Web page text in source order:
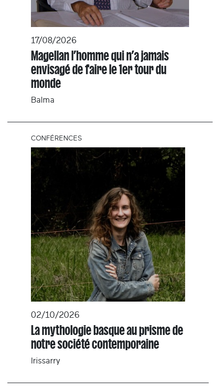
17/08/2026
Magellan l’homme qui n’a jamais
envisagé de faire le 1er tour du
monde
Balma
CONFÉRENCES
02/10/2026
La mythologie basque au prisme de
notre société contemporaine
Irissarry